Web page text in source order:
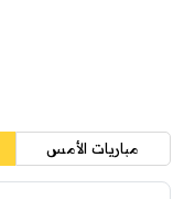
مباريات الأمس